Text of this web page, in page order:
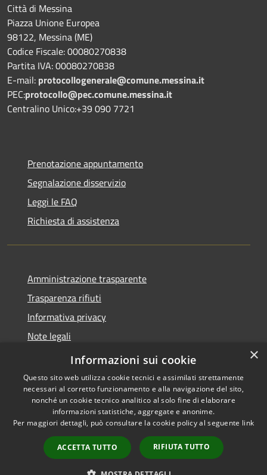
Città di Messina
Piazza Unione Europea
98122, Messina (ME)
Codice Fiscale: 00080270838
Partita IVA: 00080270838
E-mail: protocollogenerale@comune.messina.it
PEC:protocollo@pec.comune.messina.it
Centralino Unico:+39 090 7721
Prenotazione appuntamento
Segnalazione disservizio
Leggi le FAQ
Richiesta di assistenza
Amministrazione trasparente
Trasparenza rifiuti
Informativa privacy
Note legali
Dichiarazione di accessibilità
Accessibilità
Copyright © 2026 • Città di
Messina • Powered by
Municipium•
Accesso
redazione
×
Informazioni sui cookie
Questo sito web utilizza cookie tecnici e assimilati strettamente
necessari al corretto funzionamento e alla navigazione del sito,
nonché un cookie tecnico analitico al solo fine di elaborare
informazioni statistiche, aggregate e anonime.
Per maggiori dettagli, può consultare la cookie policy al seguente link
ACCETTA TUTTO RIFIUTA TUTTO